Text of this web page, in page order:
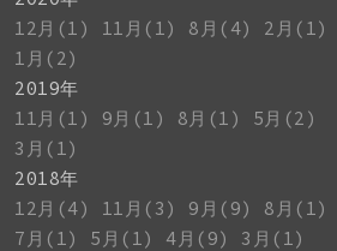
12月(1)
11月(1) 8月(4)
2月(1)
1月(2)
2019年
11月(1)
9月(1) 8月(1)
5月(2)
3月(1)
2018年
12月(4)
11月(3) 9月(9)
8月(1)
7月(1)
5月(1) 4月(9)
3月(1)